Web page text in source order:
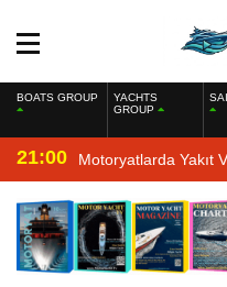
BOATS GROUP
YACHTS
GROUP
21:00 Motoryatlarda Yakıt
Motor Bakımı